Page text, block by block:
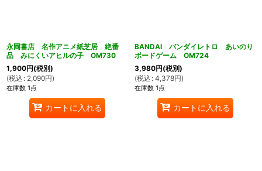
永岡書店 名作アニメ紙芝居 絶番
品 みにくいアヒルの子 OM730
1,900円(税別)
(税込 : 2,090円)
在庫数 1点
カートに入れる
BANDAI バンダイレトロ あいのり
ボードゲーム OM724
3,980円(税別)
(税込 : 4,378円)
在庫数 1点
カートに入れる